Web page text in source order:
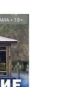
• 18+